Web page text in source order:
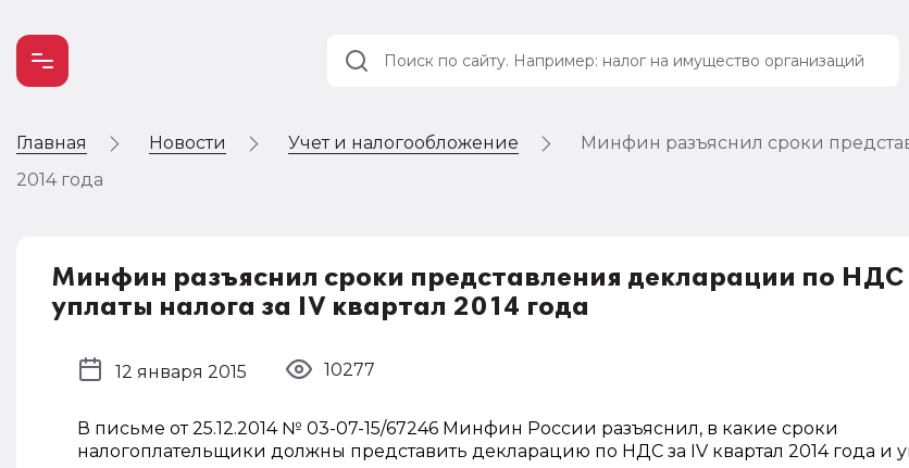
Главная Новости Учет и налогообложение
Минфин разъяснил сроки
2014 года
Минфин разъяснил сроки представления декларации по НДС
уплаты налога за IV квартал 2014 года
12 января 2015 10277
В письме от 25.12.2014 № 03-07-15/67246 Минфин России разъяснил, в какие сроки
налогоплательщики должны представить декларацию по НДС за IV квартал 2014 года и
Учет и
налогообложение